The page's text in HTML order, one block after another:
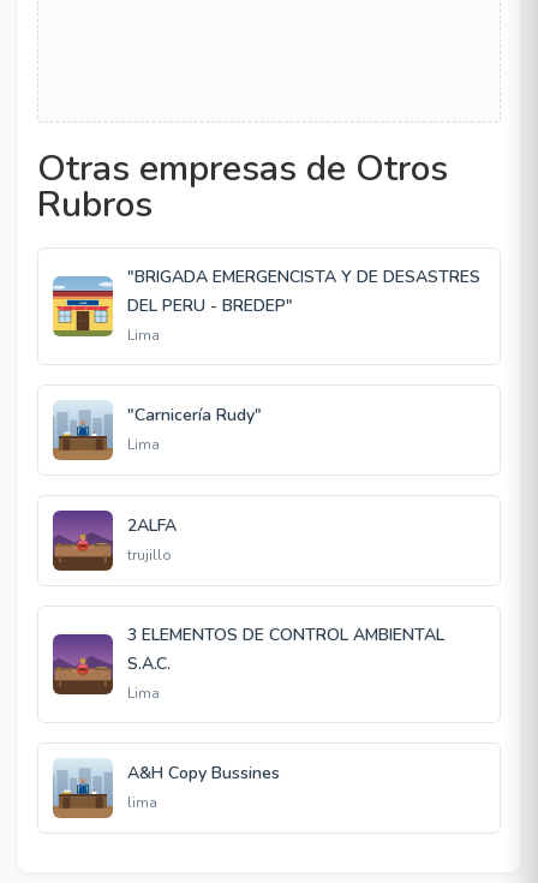
Otras empresas de Otros
Rubros
"BRIGADA EMERGENCISTA Y DE DESASTRES
DEL PERU - BREDEP"
Lima
"Carnicería Rudy"
Lima
2ALFA
trujillo
3 ELEMENTOS DE CONTROL AMBIENTAL
S.A.C.
Lima
A&H Copy Bussines
lima